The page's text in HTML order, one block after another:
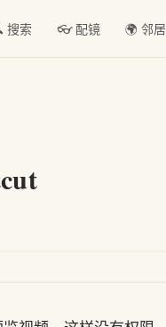
搜索 👓 配镜 🌍 邻居